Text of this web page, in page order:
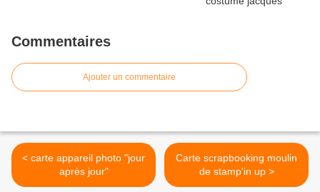
Commentaires
Ajouter un commentaire
< carte appareil photo "jour
après jour"
Carte scrapbooking moulin
de stamp'in up >